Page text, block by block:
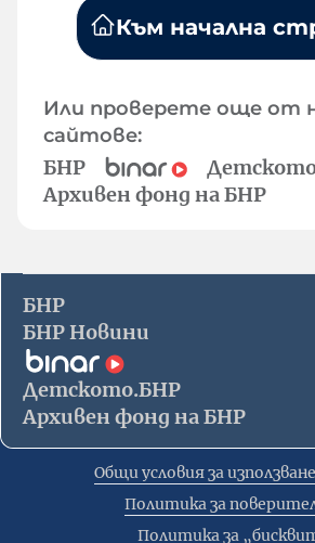
Към начална
Или проверете още от
сайтове:
БНР
Архивен фонд на БНР
БНР
БНР Новини
Детското.БНР
Архивен фонд на БНР
Общи условия за
Политика за
Политика за